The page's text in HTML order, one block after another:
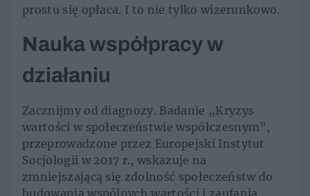
prostu się opłaca. I to nie tylko wizerunkowo.
Nauka współpracy w
działaniu
Zacznijmy od diagnozy. Badanie „Kryzys
wartości w społeczeństwie współczesnym”,
przeprowadzone przez Europejski Instytut
Socjologii w 2017 r., wskazuje na
zmniejszającą się zdolność społeczeństw do